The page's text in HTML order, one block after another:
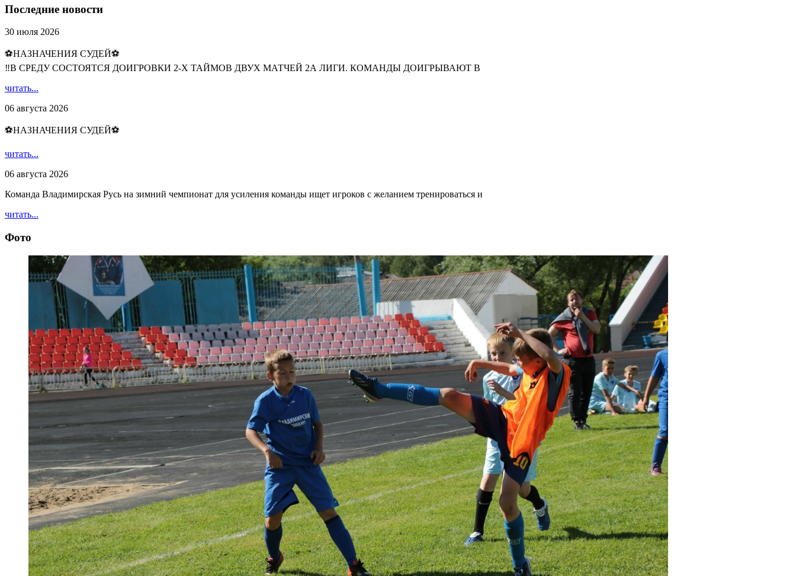
Последние новости
30 июля 2026
⚽НАЗНАЧЕНИЯ СУДЕЙ⚽
‼В СРЕДУ СОСТОЯТСЯ ДОИГРОВКИ 2-Х ТАЙМОВ ДВУХ МАТЧЕЙ 2А ЛИГИ. КОМАНДЫ ДОИГРЫВАЮТ В
читать...
06 августа 2026
⚽НАЗНАЧЕНИЯ СУДЕЙ⚽
читать...
06 августа 2026
Команда Владимирская Русь на зимний чемпионат для усиления команды ищет игроков с желанием тренироваться и
читать...
Фото